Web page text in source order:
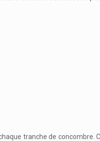
tranche de concombre.